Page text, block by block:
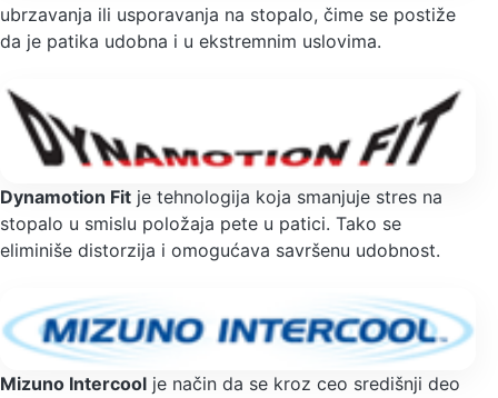
ubrzavanja ili usporavanja na stopalo, čime se postiže
da je patika udobna i u ekstremnim uslovima.
Dynamotion Fit je tehnologija koja smanjuje stres na
stopalo u smislu položaja pete u patici. Tako se
eliminiše distorzija i omogućava savršenu udobnost.
Mizuno Intercool je način da se kroz ceo središnji deo